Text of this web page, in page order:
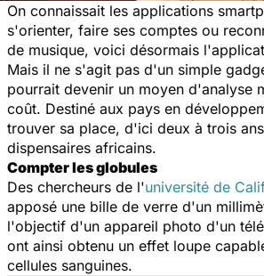
On connaissait les applications
s'orienter, faire ses comptes ou
de musique, voici désormais
Mais il ne s'agit pas d'un simple
pourrait devenir un moyen d'analyse
coût. Destiné aux pays en
trouver sa place, d'ici deux à trois
dispensaires africains.
Compter les globules
Des chercheurs de l'université de
apposé une bille de verre d'un
l'objectif d'un appareil photo d'un
ont ainsi obtenu un effet loupe
cellules sanguines.